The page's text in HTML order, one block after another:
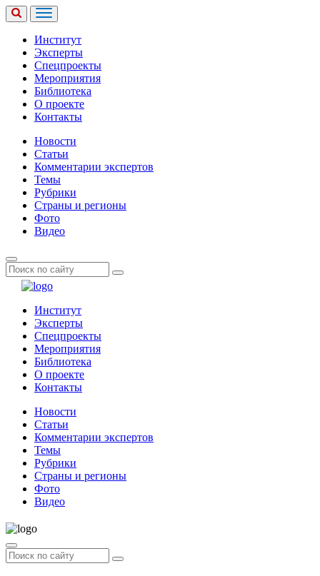
Институт
Эксперты
Спецпроекты
Мероприятия
Библиотека
О проекте
Контакты
Новости
Статьи
Комментарии экспертов
Темы
Рубрики
Страны и регионы
Фото
Видео
Институт
Эксперты
Спецпроекты
Мероприятия
Библиотека
О проекте
Контакты
Новости
Статьи
Комментарии экспертов
Темы
Рубрики
Страны и регионы
Фото
Видео